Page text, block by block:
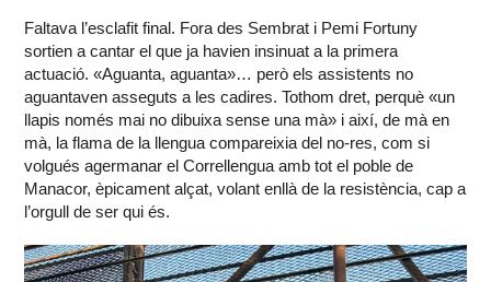
Faltava l’esclafit final. Fora des Sembrat i Pemi Fortuny
sortien a cantar el que ja havien insinuat a la primera
actuació. «Aguanta, aguanta»… però els assistents no
aguantaven asseguts a les cadires. Tothom dret, perquè «un
llapis només mai no dibuixa sense una mà» i així, de mà en
mà, la flama de la llengua compareixia del no-res, com si
volgués agermanar el Correllengua amb tot el poble de
Manacor, èpicament alçat, volant enllà de la resistència, cap a
l’orgull de ser qui és.